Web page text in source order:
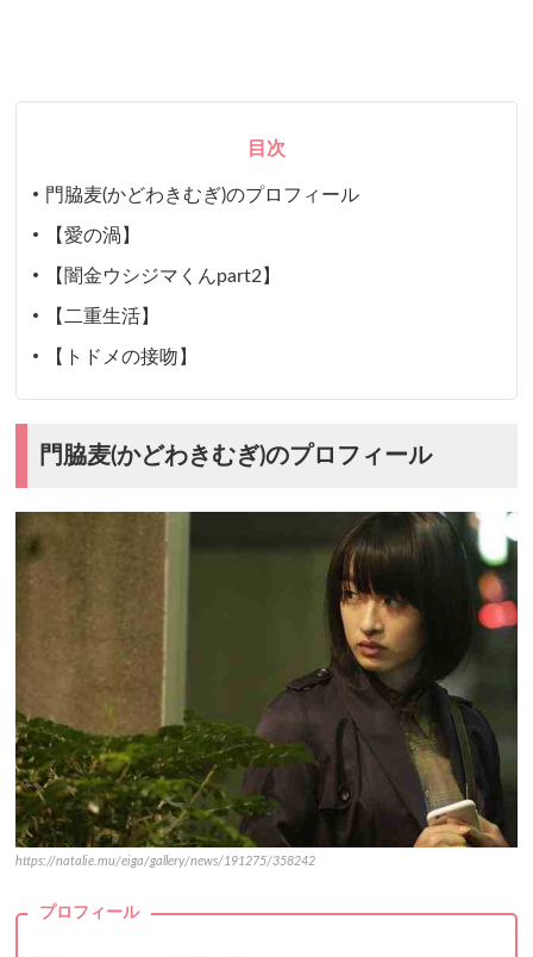
目次
門脇麦(かどわきむぎ)のプロフィール
【愛の渦】
【闇金ウシジマくんpart2】
【二重生活】
【トドメの接吻】
門脇麦(かどわきむぎ)のプロフィール
https://natalie.mu/eiga/gallery/news/191275/358242
プロフィール